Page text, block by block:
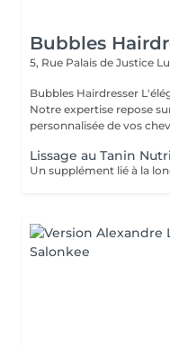
Bubbles
5, Rue Palais de Justice
Bubbles Hairdresser L'élégance au service de votre beauté
Notre expertise repose
personnalisée de vos
Lissage au Tanin